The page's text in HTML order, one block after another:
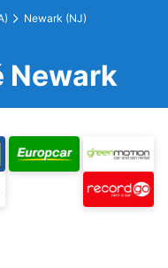
Newark (NJ)
Newark